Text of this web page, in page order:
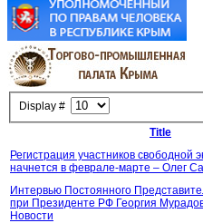
Display #
Title
Регистрация участников свободной
начнется в феврале-марте – Олег
Интервью Постоянного
при Президенте РФ Георгия
Новости